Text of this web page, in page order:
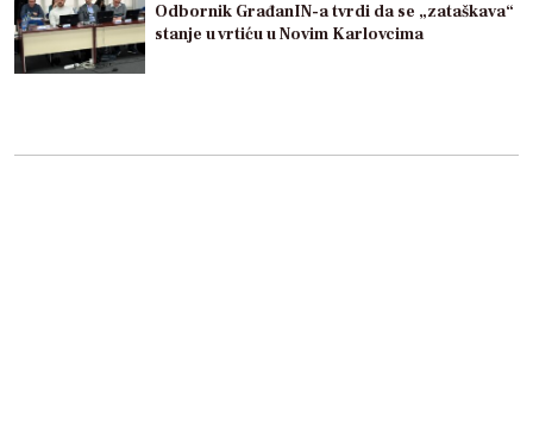
Odbornik GrađanIN-a tvrdi da se „zataškava“
stanje u vrtiću u Novim Karlovcima